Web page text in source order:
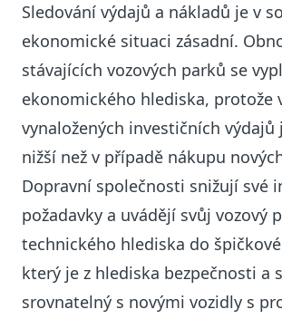
Sledování výdajů a nákladů je v
ekonomické situaci zásadní.
stávajících vozových parků se
ekonomického hlediska, protože
vynaložených investičních výdajů
nižší než v případě nákupu
Dopravní společnosti snižují své
požadavky a uvádějí svůj vozový
technického hlediska do
který je z hlediska bezpečnosti a
srovnatelný s novými vozidly s